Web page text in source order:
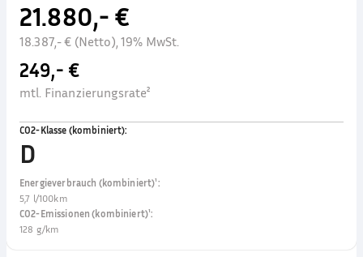
21.880,- €
18.387,- € (Netto), 19% MwSt.
249,- €
mtl. Finanzierungsrate²
CO2-Klasse (kombiniert):
D
Energieverbrauch (kombiniert)¹:
5,7 l/100km
CO2-Emissionen (kombiniert)¹:
128 g/km